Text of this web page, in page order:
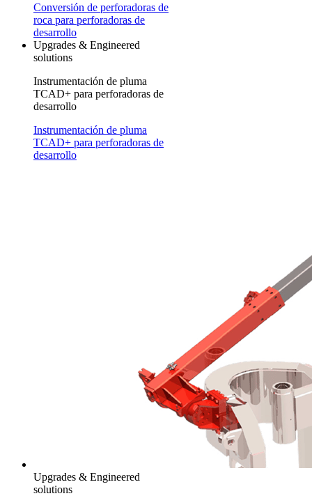
Conversión de perforadoras de
roca para perforadoras de
desarrollo
Upgrades & Engineered
solutions
Instrumentación de pluma
TCAD+ para perforadoras de
desarrollo
Instrumentación de pluma
TCAD+ para perforadoras de
desarrollo
Upgrades & Engineered
solutions